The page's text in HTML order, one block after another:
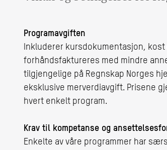
Programavgiften
Inkluderer kursdokumentasjon,
forhåndsfaktureres med mindre
tilgjengelige på Regnskap Norges
eksklusive merverdiavgift. Prisene
hvert enkelt program.
Krav til kompetanse og
Enkelte av våre programmer har